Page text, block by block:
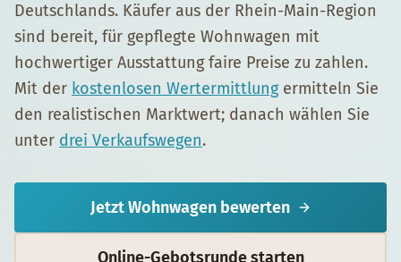
Deutschlands. Käufer aus der Rhein-Main-Region
sind bereit, für gepflegte Wohnwagen mit
hochwertiger Ausstattung faire Preise zu zahlen.
Mit der kostenlosen Wertermittlungermitteln Sie
den realistischen Marktwert; danach wählen Sie
unter drei Verkaufswegen.
JetztWohnwagenbewerten
Online-Gebotsrunde starten